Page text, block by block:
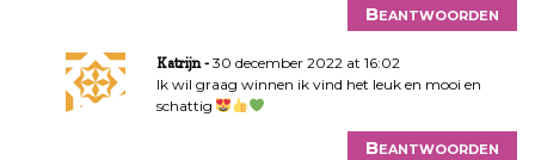
Beantwoorden
Katrijn
30 december 2022 at 16:02
Ik wil graag winnen ik vind het leuk en mooi en
schattig
Beantwoorden